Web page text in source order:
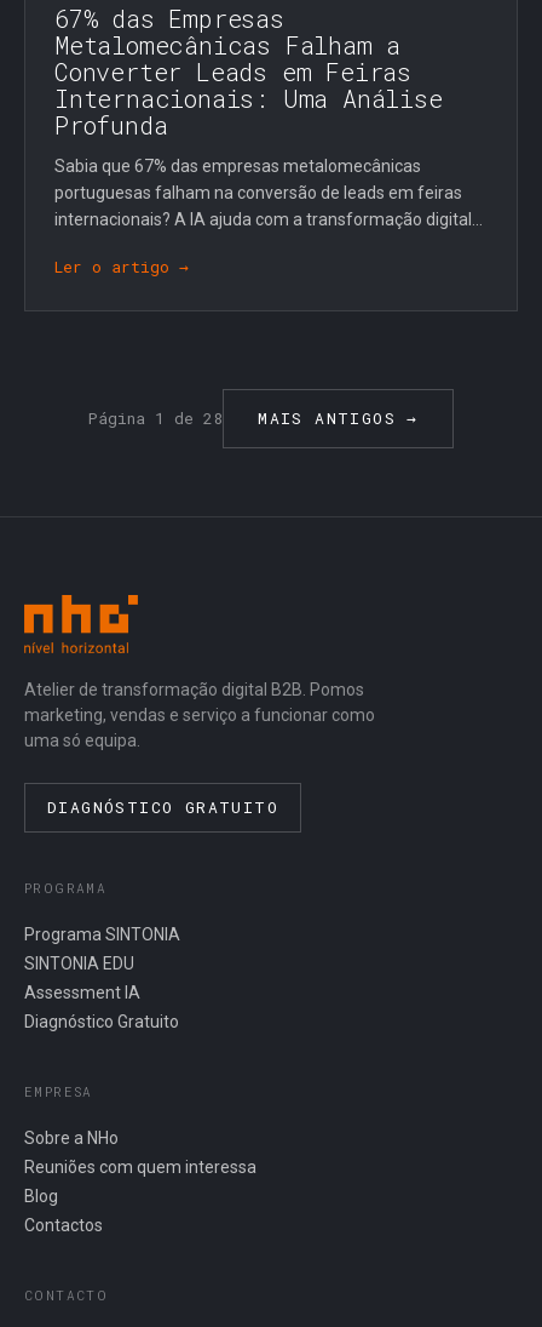
67% das Empresas
Metalomecânicas Falham a
Converter Leads em Feiras
Internacionais: Uma Análise
Profunda
Sabia que 67% das empresas metalomecânicas
portuguesas falham na conversão de leads em feiras
internacionais? A IA ajuda com a transformação digital...
Ler o artigo →
Página 1 de 28 MAIS ANTIGOS →
Atelier de transformação digital B2B. Pomos
marketing, vendas e serviço a funcionar como
uma só equipa.
DIAGNÓSTICO GRATUITO
PROGRAMA
Programa SINTONIA
SINTONIA EDU
Assessment IA
Diagnóstico Gratuito
EMPRESA
Sobre a NHo
Reuniões com quem interessa
Blog
Contactos
CONTACTO